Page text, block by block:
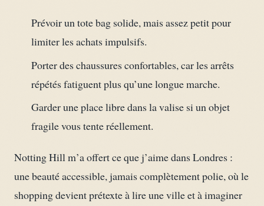
Prévoir un tote bag solide, mais assez petit pour
limiter les achats impulsifs.
Porter des chaussures confortables, car les arrêts
répétés fatiguent plus qu’une longue marche.
Garder une place libre dans la valise si un objet
fragile vous tente réellement.
Notting Hill m’a offert ce que j’aime dans Londres :
une beauté accessible, jamais complètement polie, où le
shopping devient prétexte à lire une ville et à imaginer